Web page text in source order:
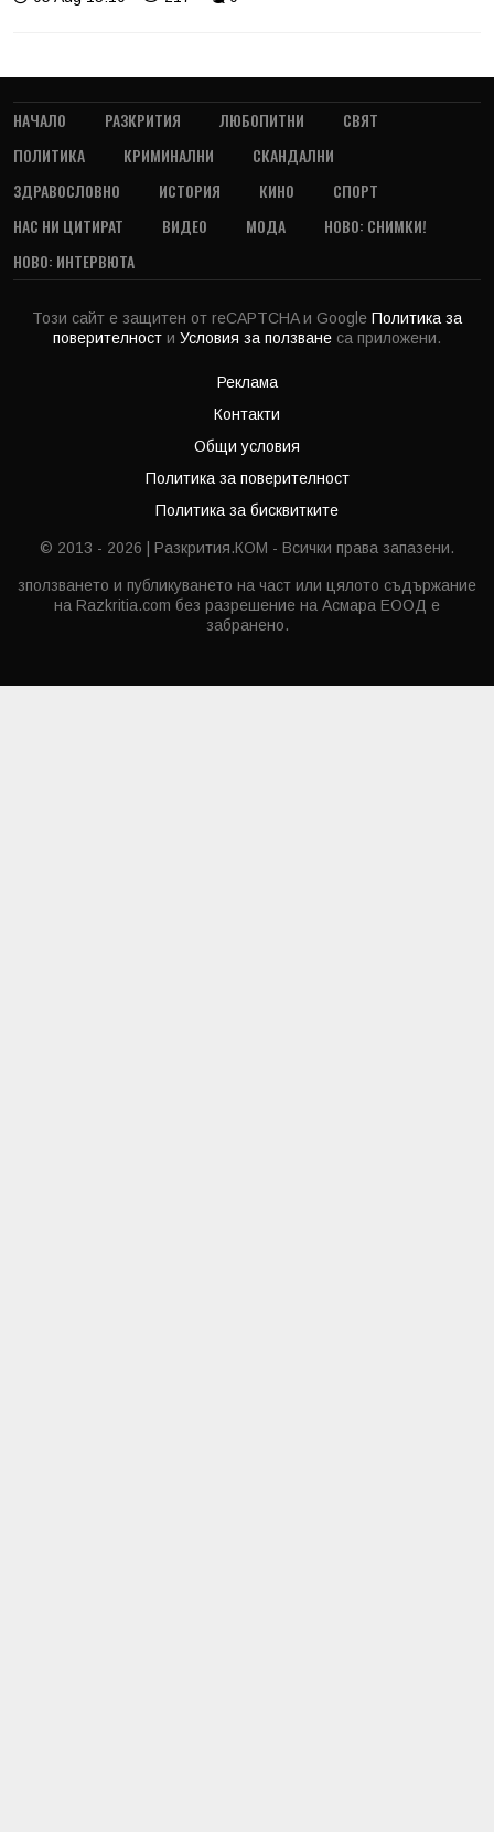
НАЧАЛО РАЗКРИТИЯ ЛЮБОПИТНИ
СВЯТ
ПОЛИТИКА
КРИМИНАЛНИ
СКАНДАЛНИ
ЗДРАВОСЛОВНО
ИСТОРИЯ КИНО
СПОРТ
НАС НИ ЦИТИРАТ
ВИДЕО МОДА
НОВО: СНИМКИ!
НОВО: ИНТЕРВЮТА
Този сайт е защитен от reCAPTCHA и Google Политика за
поверителност и Условия за ползване са приложени.
Реклама
Контакти
Общи условия
Политика за поверителност
Политика за бисквитките
© 2013 - 2026 | Разкрития.КОМ - Всички права запазени.
зползването и публикуването на част или цялото съдържание
на Razkritia.com без разрешение на Асмара ЕООД е
забранено.